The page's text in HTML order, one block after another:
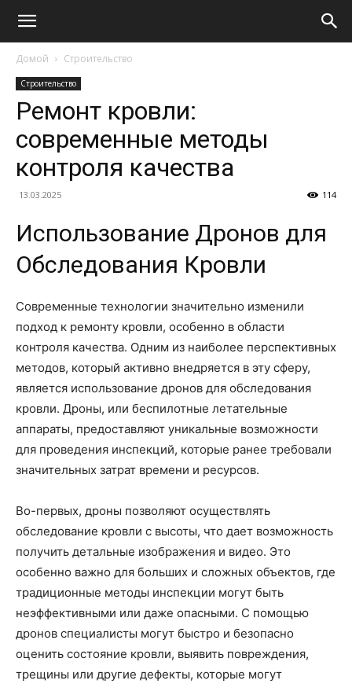
Домой Строительство
Строительство
Ремонт кровли:
современные методы
контроля качества
13.03.2025 114
Использование Дронов для
Обследования Кровли
Современные технологии значительно изменили
подход к ремонту кровли, особенно в области
контроля качества. Одним из наиболее перспективных
методов, который активно внедряется в эту сферу,
является использование дронов для обследования
кровли. Дроны, или беспилотные летательные
аппараты, предоставляют уникальные возможности
для проведения инспекций, которые ранее требовали
значительных затрат времени и ресурсов.
Во-первых, дроны позволяют осуществлять
обследование кровли с высоты, что дает возможность
получить детальные изображения и видео. Это
особенно важно для больших и сложных объектов, где
традиционные методы инспекции могут быть
неэффективными или даже опасными. С помощью
дронов специалисты могут быстро и безопасно
оценить состояние кровли, выявить повреждения,
трещины или другие дефекты, которые могут